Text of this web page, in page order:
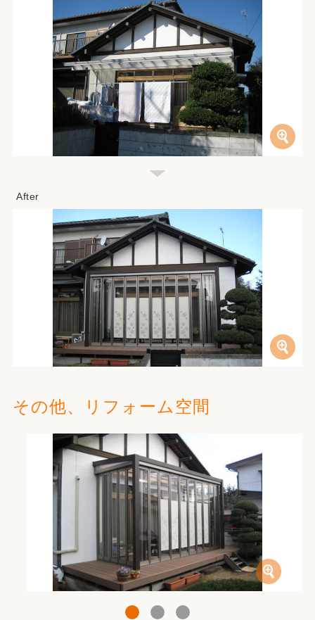
その他、リフォーム空間